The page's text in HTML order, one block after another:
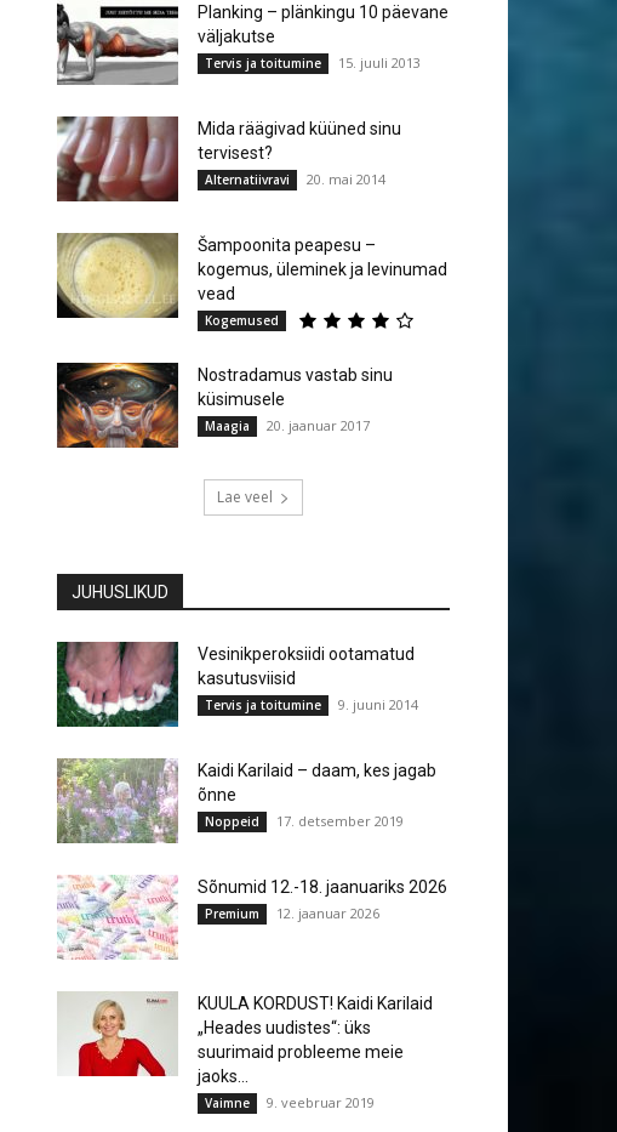
Planking – plänkingu 10 päevane
väljakutse
Tervis ja toitumine 15. juuli 2013
Mida räägivad küüned sinu
tervisest?
Alternatiivravi 20. mai 2014
Šampoonita peapesu –
kogemus, üleminek ja levinumad
vead
Kogemused
Nostradamus vastab sinu
küsimusele
Maagia 20. jaanuar 2017
Lae veel
JUHUSLIKUD
Vesinikperoksiidi ootamatud
kasutusviisid
Tervis ja toitumine 9. juuni 2014
Kaidi Karilaid – daam, kes jagab
õnne
Noppeid 17. detsember 2019
Sõnumid 12.-18. jaanuariks 2026
Premium 12. jaanuar 2026
KUULA KORDUST! Kaidi Karilaid
„Heades uudistes“: üks
suurimaid probleeme meie
jaoks...
Vaimne 9. veebruar 2019